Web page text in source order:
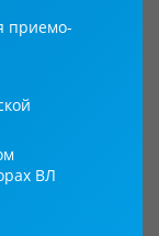
приемо-
ВЛ